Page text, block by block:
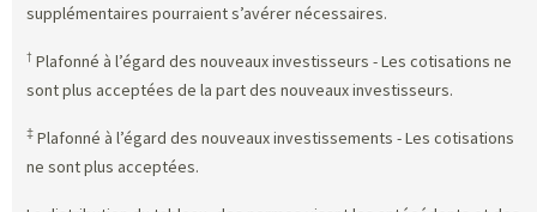
supplémentaires pourraient s’avérer nécessaires.
† Plafonné à l’égard des nouveaux investisseurs - Les cotisations ne
sont plus acceptées de la part des nouveaux investisseurs.
‡ Plafonné à l’égard des nouveaux investissements - Les cotisations
ne sont plus acceptées.